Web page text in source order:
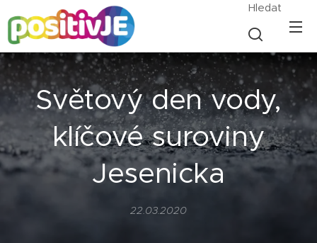
Hledat
Světový den vody,
klíčové suroviny
Jesenicka
22.03.2020